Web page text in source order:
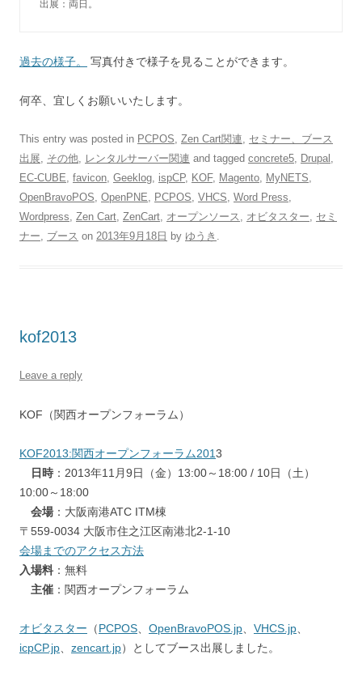
出展：両日。
過去の様子。 写真付きで様子を見ることができます。
何卒、宜しくお願いいたします。
This entry was posted in PCPOS, Zen Cart関連, セミナー、ブース
出展, その他, レンタルサーバー関連 and tagged concrete5, Drupal ,
EC-CUBE, favicon, Geeklog, ispCP, KOF, Magento, MyNETS,
OpenBravoPOS, OpenPNE, PCPOS, VHCS, Word Press,
Wordpress, Zen Cart, ZenCart, オープンソース , オビタスター, セミ
ナー, ブース on 2013年9月18日 by ゆうき .
kof2013
Leave a reply
KOF（関西オープンフォーラム）
KOF2013:関西オープンフォーラム2013
日時 ：2013年11月9日（金）13:00～18:00 / 10日（土）
10:00～18:00
会場 ：大阪南港ATC ITM棟
〒559-0034 大阪市住之江区南港北2-1-10
会場までのアクセス方法
入場料 ：無料
主催 ：関西オープンフォーラム
オビタスター （PCPOS、 OpenBravoPOS.jp、 VHCS.jp、
icpCP.jp、 zencart.jp）としてブース出展しました。